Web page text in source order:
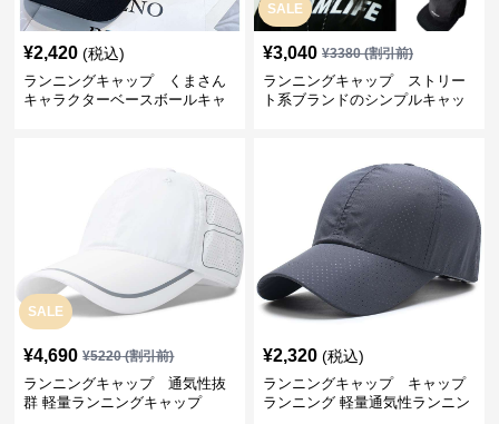
¥2,420 (税込)
ランニングキャップ くまさん
キャラクターベースボールキャ
SALE
¥3,040 ¥3380(割引前)
ランニングキャップ ストリー
ト系ブランドのシンプルキャッ
SALE
¥4,690 ¥5220(割引前)
ランニングキャップ 通気性抜
群 軽量ランニングキャップ
¥2,320 (税込)
ランニングキャップ キャップ
ランニング 軽量通気性ランニン